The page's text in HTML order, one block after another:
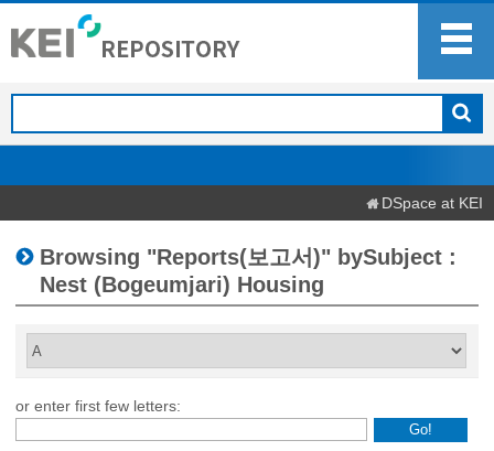
DSpace at KEI
Browsing "Reports(보고서)" bySubject :
Nest (Bogeumjari) Housing
or enter first few letters: